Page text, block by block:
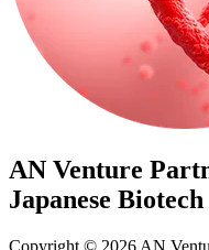
AN Venture
Japanese